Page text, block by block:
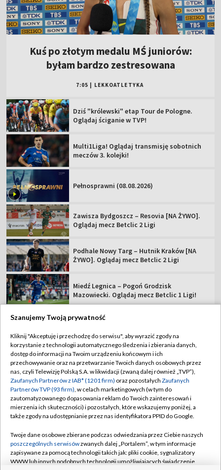
Kuś po złotym medalu MŚ juniorów:
byłam bardzo zestresowana
7:05 LEKKOATLETYKA
Dziś "królewski" etap Tour de Pologne.
Oglądaj ściganie w TVP!
Multi1Liga! Oglądaj transmisję sobotnich
meczów 3. kolejki!
Pełnosprawni (08.08.2026)
Zawisza Bydgoszcz – Resovia [NA ŻYWO].
Oglądaj mecz Betclic 2 Ligi
Podhale Nowy Targ – Hutnik Kraków [NA
ŻYWO]. Oglądaj mecz Betclic 2 Ligi
Miedź Legnica – Pogoń Grodzisk
Mazowiecki. Oglądaj mecz Betclic 1 Ligi!
TVP
Abonament TVP
Sklep TVP
Biuro Reklamy
Oferta Handlowa
Emisja w TVP
Rada Programowa
Regulamin TVP
Polityka prywatności
Moje zgody
Biuro reklamy
Kanały
Szanujemy Twoją prywatność
Kliknij "Akceptuję i przechodzę do serwisu", aby wyrazić zgody na
korzystanie z technologii automatycznego śledzenia i zbierania danych,
dostęp do informacji na Twoim urządzeniu końcowym i ich
przechowywanie oraz na przetwarzanie Twoich danych osobowych przez
nas, czyli Telewizję Polską S.A. w likwidacji (zwaną dalej również „TVP”),
Zaufanych Partnerów z IAB* (1201 firm) oraz pozostałych Zaufanych
Partnerów TVP (93 firm), w celach marketingowych (w tym do
zautomatyzowanego dopasowania reklam do Twoich zainteresowań i
mierzenia ich skuteczności) i pozostałych, które wskazujemy poniżej, a
także zgody na udostępnianie przez nas identyfikatora PPID do Google.
Twoje dane osobowe zbierane podczas odwiedzania przez Ciebie naszych
poszczególnych serwisówzwanych dalej „Portalem”, w tym informacje
zapisywane za pomocą technologii takich jak: pliki cookie, sygnalizatory
WWW lub innych podobnych technologii umożliwiających świadczenie